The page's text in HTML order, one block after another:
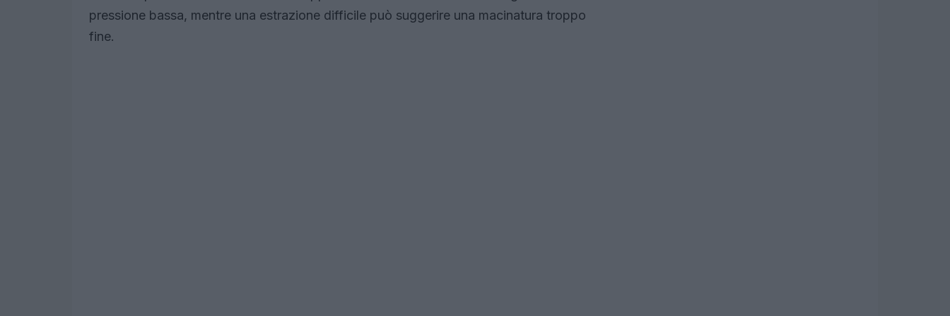
pressione bassa, mentre una estrazione difficile può suggerire una macinatura troppo
fine.